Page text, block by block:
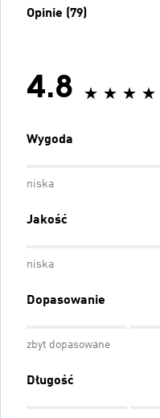
Opinie (79)
4.8
Wygoda
niska
Jakość
niska
Dopasowanie
zbyt dopasowane
Długość